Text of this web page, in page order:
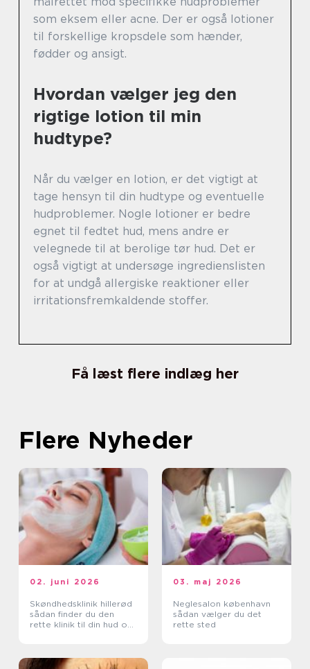
som eksem eller acne. Der er også lotioner
til forskellige kropsdele som hænder,
fødder og ansigt.
Hvordan vælger jeg den
rigtige lotion til min
hudtype?
Når du vælger en lotion, er det vigtigt at
tage hensyn til din hudtype og eventuelle
hudproblemer. Nogle lotioner er bedre
egnet til fedtet hud, mens andre er
velegnede til at berolige tør hud. Det er
også vigtigt at undersøge ingredienslisten
for at undgå allergiske reaktioner eller
irritationsfremkaldende stoffer.
Få læst flere indlæg her
Flere Nyheder
02. juni 2026
Skøndhedsklinik hillerød
sådan finder du den
rette klinik til din hud og
03. maj 2026
Neglesalon københavn
sådan vælger du det
rette sted